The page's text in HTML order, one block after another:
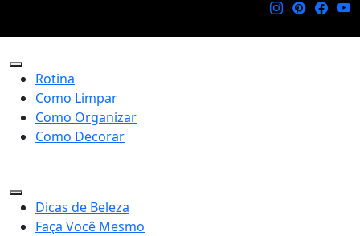
Rotina
Como Limpar
Como Organizar
Como Decorar
Dicas de Beleza
Faça Você Mesmo